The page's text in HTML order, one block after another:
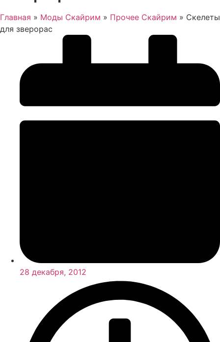
Главная » Моды Скайрим » Прочее Скайрим » Скелеты
для зверорас
28 декабря, 2012